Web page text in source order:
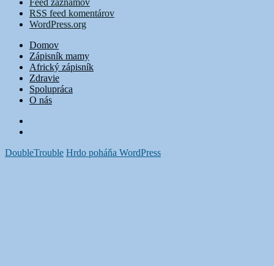
Feed záznamov
RSS feed komentárov
WordPress.org
Domov
Zápisník mamy
Africký zápisník
Zdravie
Spolupráca
O nás
DoubleTrouble Hrdo poháňa WordPress